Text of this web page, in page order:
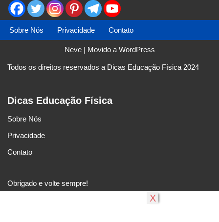
Sobre Nós Privacidade Contato
Neve| Movido a WordPress
Todos os direitos reservados a Dicas Educação Física 2024
Dicas Educação Física
Sobre Nós
Privacidade
Contato
Obrigado e volte sempre!
X